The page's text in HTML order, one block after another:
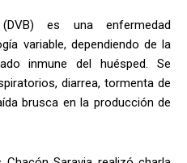
es una enfermedad
variable, dependiendo de la
inmune del huésped. Se
diarrea, tormenta de
brusca en la producción de